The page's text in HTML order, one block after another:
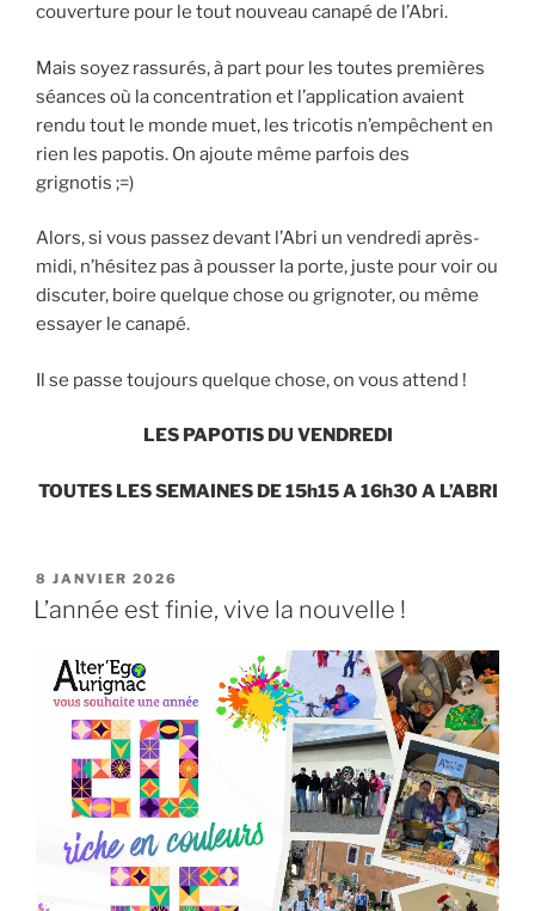
couverture pour le tout nouveau canapé de l’Abri.
Mais soyez rassurés, à part pour les toutes premières
séances où la concentration et l’application avaient
rendu tout le monde muet, les tricotis n’empêchent en
rien les papotis. On ajoute même parfois des
grignotis ;=)
Alors, si vous passez devant l’Abri un vendredi après-
midi, n’hésitez pas à pousser la porte, juste pour voir ou
discuter, boire quelque chose ou grignoter, ou même
essayer le canapé.
Il se passe toujours quelque chose, on vous attend !
LES PAPOTIS DU VENDREDI
TOUTES LES SEMAINES DE 15h15 A 16h30 A L’ABRI
8 JANVIER 2026
L’année est finie, vive la nouvelle !